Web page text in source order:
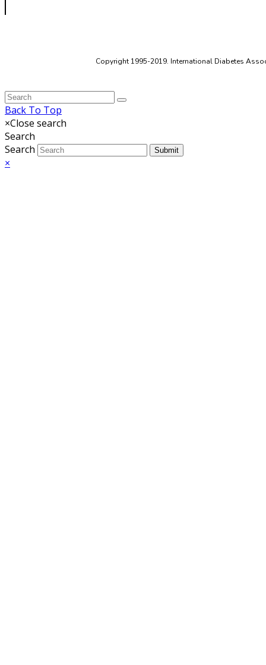
Copyright 1995-2019. International Diabetes
Back To Top
×Close search
Search
Search
Submit
×